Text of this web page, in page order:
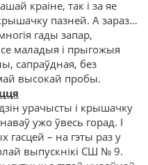
краіне, так і за яе
пазней. А зараз…
гады запар,
маладыя і прыгожыя
сапраўдная, без
высокай пробы.
урачысты і крышачку
ужо ўвесь горад. І
– на гэты раз у
выпускнікі СШ № 9.